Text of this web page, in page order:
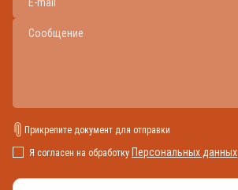
Прикрепите документ для отправки
Я согласен на обработку Персональных данных